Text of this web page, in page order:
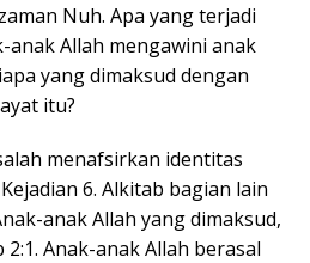
Nuh. Apa yang terjadi
anak Allah mengawini anak
yang dimaksud dengan
itu?
menafsirkan identitas
6. Alkitab bagian lain
anak Allah yang dimaksud,
Anak-anak Allah berasal